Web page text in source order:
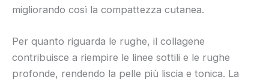
migliorando così la compattezza cutanea.
Per quanto riguarda le rughe, il collagene
contribuisce a riempire le linee sottili e le rughe
profonde, rendendo la pelle più liscia e tonica. La